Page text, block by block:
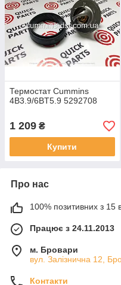
Термостат Cummins
4B3.9/6BT5.9 5292708
1 209 ₴
Купити
Про нас
100% позитивних з 15
Працює з 24.11.2013
м. Бровари
вул. Залізнична 12,
Контакти